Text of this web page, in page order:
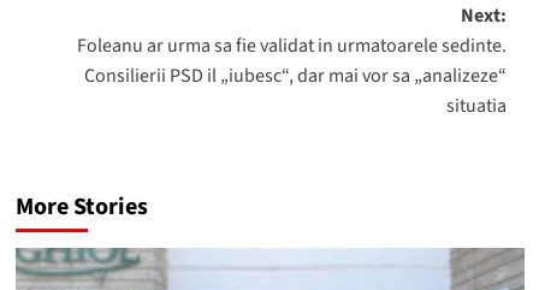
Next:
Foleanu ar urma sa fie validat in urmatoarele sedinte.
Consilierii PSD il „iubesc“, dar mai vor sa „analizeze“
situatia
More Stories